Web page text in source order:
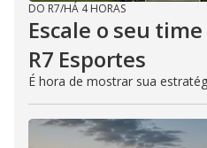
DO R7/HÁ 4 HORAS
Escale o seu
R7 Esportes
É hora de mostrar sua